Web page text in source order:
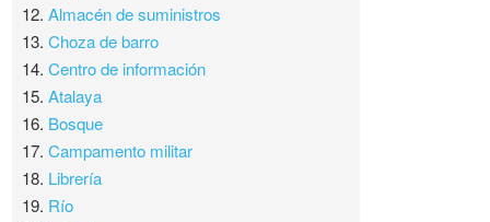
12.Almacén de suministros
13.Choza de barro
14.Centro de información
15.Atalaya
16. Bosque
17.Campamento militar
18. Librería
19. Río